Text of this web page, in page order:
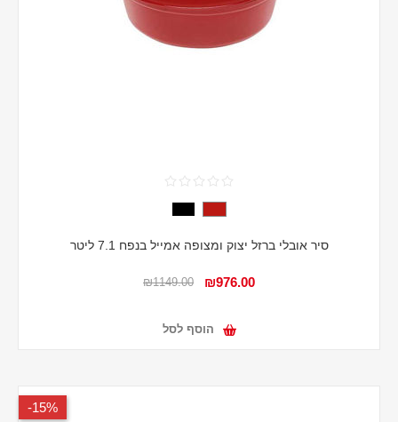
סיר אובלי ברזל יצוק ומצופה אמייל בנפח 7.1 ליטר
₪976.00
₪1149.00
הוסף לסל
15%-